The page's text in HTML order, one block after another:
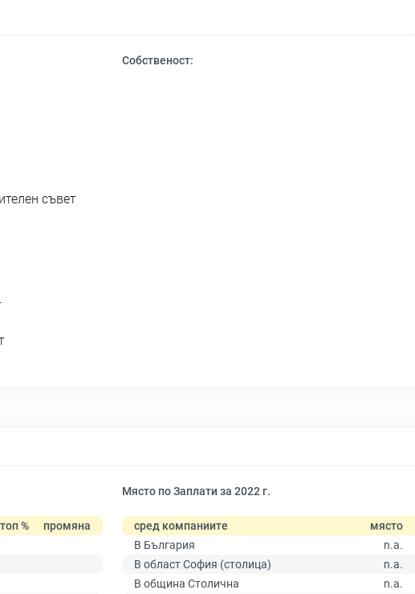
съвет
Собственост:
%
промяна
Място по Заплати за 2022 г.
сред компаниите място
В България
n.a.
В област София (столица)
n.a.
В община Столична
n.a.